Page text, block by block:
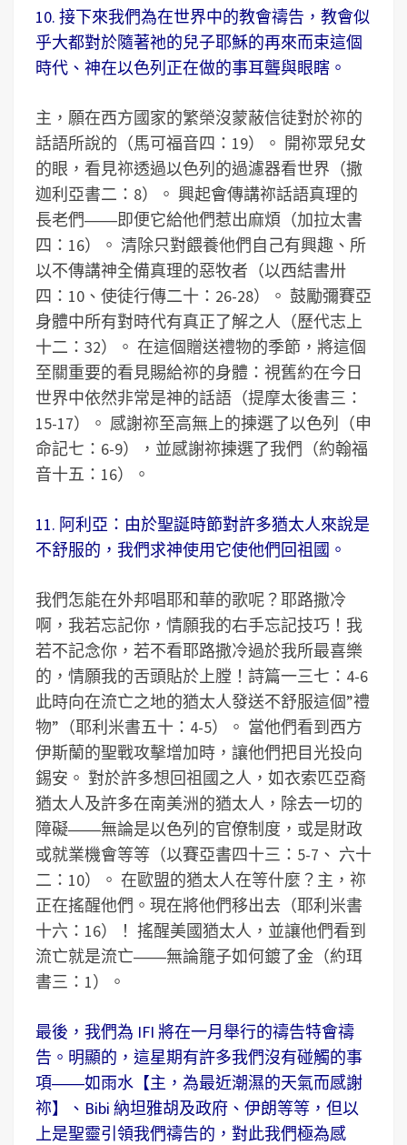
10. 接下來我們為在世界中的教會禱告，教會似
乎大都對於隨著祂的兒子耶穌的再來而束這個
時代、神在以色列正在做的事耳聾與眼瞎。
主，願在西方國家的繁榮沒蒙蔽信徒對於祢的
話語所說的（馬可福音四：19）。 開祢眾兒女
的眼，看見祢透過以色列的過濾器看世界（撒
迦利亞書二：8）。 興起會傳講祢話語真理的
長老們――即便它給他們惹出麻煩（加拉太書
四：16）。 清除只對餵養他們自己有興趣、所
以不傳講神全備真理的惡牧者（以西結書卅
四：10、使徒行傳二十：26-28）。 鼓勵彌賽亞
身體中所有對時代有真正了解之人（歷代志上
十二：32）。 在這個贈送禮物的季節，將這個
至關重要的看見賜給祢的身體：視舊約在今日
世界中依然非常是神的話語（提摩太後書三：
15-17）。 感謝祢至高無上的揀選了以色列（申
命記七：6-9），並感謝祢揀選了我們（約翰福
音十五：16）。
11. 阿利亞：由於聖誕時節對許多猶太人來說是
不舒服的，我們求神使用它使他們回祖國。
我們怎能在外邦唱耶和華的歌呢？耶路撒冷
啊，我若忘記你，情願我的右手忘記技巧！我
若不記念你，若不看耶路撒冷過於我所最喜樂
的，情願我的舌頭貼於上膛！詩篇一三七：4-6
此時向在流亡之地的猶太人發送不舒服這個”禮
物”（耶利米書五十：4-5）。 當他們看到西方
伊斯蘭的聖戰攻擊增加時，讓他們把目光投向
錫安。 對於許多想回祖國之人，如衣索匹亞裔
猶太人及許多在南美洲的猶太人，除去一切的
障礙――無論是以色列的官僚制度，或是財政
或就業機會等等（以賽亞書四十三：5-7、 六十
二：10）。 在歐盟的猶太人在等什麼？主，祢
正在搖醒他們。現在將他們移出去（耶利米書
十六：16）！ 搖醒美國猶太人，並讓他們看到
流亡就是流亡――無論籠子如何鍍了金（約珥
書三：1）。
最後，我們為 IFI 將在一月舉行的禱告特會禱
告。明顯的，這星期有許多我們沒有碰觸的事
項――如雨水【主，為最近潮濕的天氣而感謝
祢】、Bibi 納坦雅胡及政府、伊朗等等，但以
上是聖靈引領我們禱告的，對此我們極為感